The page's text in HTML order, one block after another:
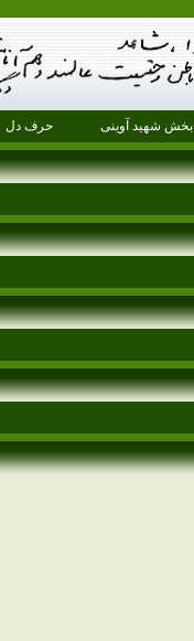
بخش شهید آوینی حرف دل